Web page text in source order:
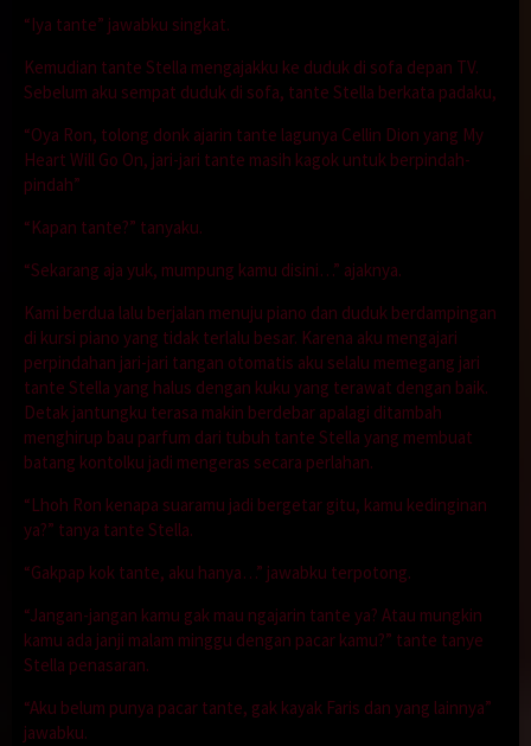
“Iya tante” jawabku singkat.
Kemudian tante Stella mengajakku ke duduk di sofa depan TV.
Sebelum aku sempat duduk di sofa, tante Stella berkata padaku,
“Oya Ron, tolong donk ajarin tante lagunya Cellin Dion yang My
Heart Will Go On, jari-jari tante masih kagok untuk berpindah-
pindah”
“Kapan tante?” tanyaku.
“Sekarang aja yuk, mumpung kamu disini…” ajaknya.
Kami berdua lalu berjalan menuju piano dan duduk berdampingan
di kursi piano yang tidak terlalu besar. Karena aku mengajari
perpindahan jari-jari tangan otomatis aku selalu memegang jari
tante Stella yang halus dengan kuku yang terawat dengan baik.
Detak jantungku terasa makin berdebar apalagi ditambah
menghirup bau parfum dari tubuh tante Stella yang membuat
batang kontolku jadi mengeras secara perlahan.
“Lhoh Ron kenapa suaramu jadi bergetar gitu, kamu kedinginan
ya?” tanya tante Stella.
“Gakpap kok tante, aku hanya…” jawabku terpotong.
“Jangan-jangan kamu gak mau ngajarin tante ya? Atau mungkin
kamu ada janji malam minggu dengan pacar kamu?” tante tanye
Stella penasaran.
“Aku belum punya pacar tante, gak kayak Faris dan yang lainnya”
jawabku.